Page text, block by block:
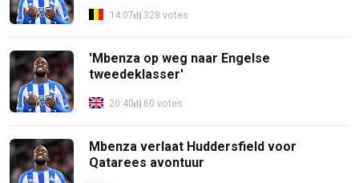
14:07 328 votes
'Mbenza op weg naar Engelse
tweedeklasser'
20:40 60 votes
Mbenza verlaat Huddersfield voor
Qatarees avontuur